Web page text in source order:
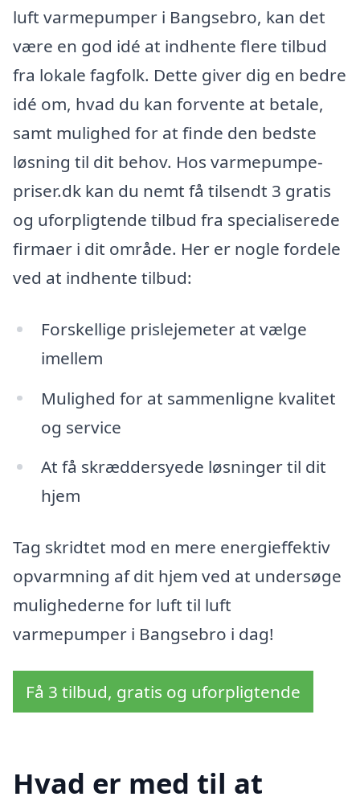
luft varmepumper i Bangsebro, kan det
være en god idé at indhente flere tilbud
fra lokale fagfolk. Dette giver dig en bedre
idé om, hvad du kan forvente at betale,
samt mulighed for at finde den bedste
løsning til dit behov. Hos varmepumpe-
priser.dk kan du nemt få tilsendt 3 gratis
og uforpligtende tilbud fra specialiserede
firmaer i dit område. Her er nogle fordele
ved at indhente tilbud:
Forskellige prislejemeter at vælge
imellem
Mulighed for at sammenligne kvalitet
og service
At få skræddersyede løsninger til dit
hjem
Tag skridtet mod en mere energieffektiv
opvarmning af dit hjem ved at undersøge
mulighederne for luft til luft
varmepumper i Bangsebro i dag!
Få 3 tilbud, gratis og uforpligtende
Hvad er med til at